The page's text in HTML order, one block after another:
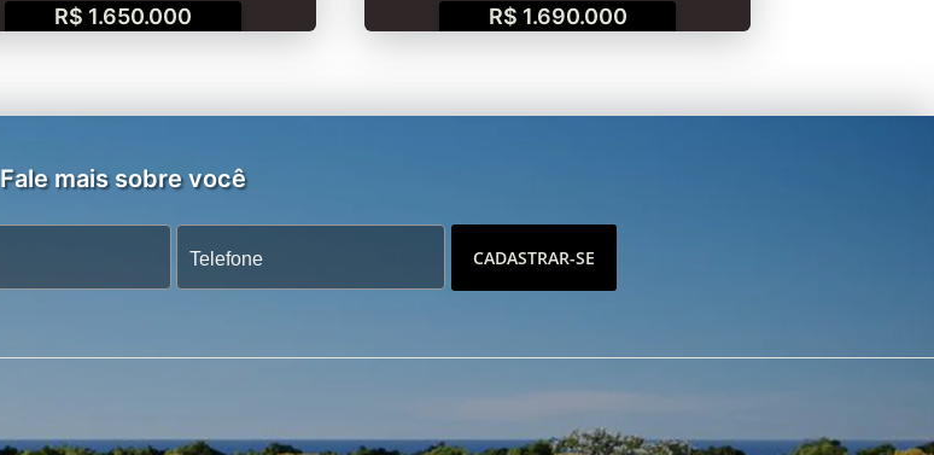
R$ 1.650.000 R$ 1.690.000
Fale mais sobre você
CADASTRAR-SE